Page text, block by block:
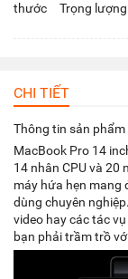
thước
Trọng
CHI TIẾT
Thông tin sản phẩm
MacBook Pro 14
14 nhân CPU và 20
máy hứa hẹn mang
dùng chuyên
video hay các tác
bạn phải trầm trồ